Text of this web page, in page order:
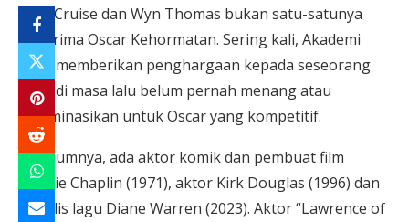
Tom Cruise dan Wyn Thomas bukan satu-satunya
penerima Oscar Kehormatan. Sering kali, Akademi
akan memberikan penghargaan kepada seseorang
yang di masa lalu belum pernah menang atau
dinominasikan untuk Oscar yang kompetitif.
Sebelumnya, ada aktor komik dan pembuat film
Charlie Chaplin (1971), aktor Kirk Douglas (1996) dan
penulis lagu Diane Warren (2023). Aktor “Lawrence of